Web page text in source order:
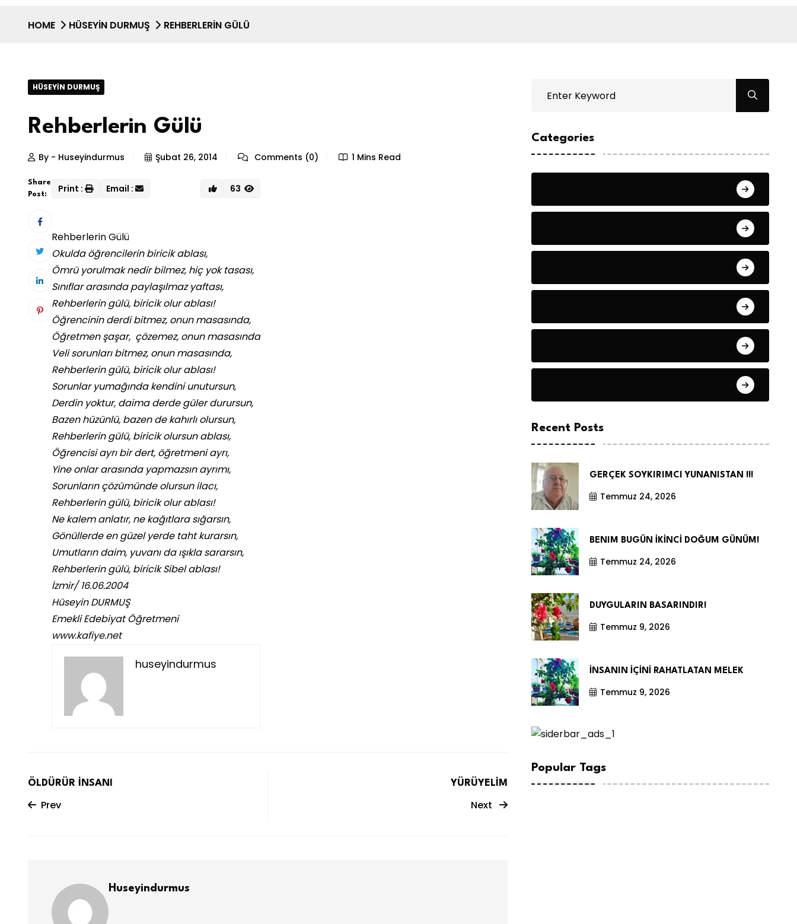
HOME HÜSEYIN DURMUŞ REHBERLERIN GÜLÜ
HÜSEYIN DURMUŞ
Rehberlerin Gülü
By - Huseyindurmus Şubat 26, 2014 Comments (0) 1 Mins Read
Share
Post:
Print : Email : 63
Rehberlerin Gülü
Okulda öğrencilerin biricik ablası,
Ömrü yorulmak nedir bilmez, hiç yok tasası,
Sınıflar arasında paylaşılmaz yaftası,
Rehberlerin gülü, biricik olur ablası!
Öğrencinin derdi bitmez, onun masasında,
Öğretmen şaşar, çözemez, onun masasında
Veli sorunları bitmez, onun masasında,
Rehberlerin gülü, biricik olur ablası!
Sorunlar yumağında kendini unutursun,
Derdin yoktur, daima derde güler durursun,
Bazen hüzünlü, bazen de kahırlı olursun,
Rehberlerin gülü, biricik olursun ablası,
Öğrencisi ayrı bir dert, öğretmeni ayrı,
Yine onlar arasında yapmazsın ayrımı,
Sorunların çözümünde olursun ilacı,
Rehberlerin gülü, biricik olur ablası!
Ne kalem anlatır, ne kağıtlara sığarsın,
Gönüllerde en güzel yerde taht kurarsın,
Umutların daim, yuvanı da ışıkla sararsın,
Rehberlerin gülü, biricik Sibel ablası!
İzmir/ 16.06.2004
Hüseyin DURMUŞ
Emekli Edebiyat Öğretmeni
www.kafiye.net
huseyindurmus
ÖLDÜRÜR İNSANI
Prev
YÜRÜYELİM
Next
Huseyindurmus
Categories
Recent Posts
GERÇEK SOYKIRIMCI YUNANISTAN !!!
Temmuz 24, 2026
BENIM BUGÜN İKİNCİ DOĞUM GÜNÜM!
Temmuz 24, 2026
DUYGULARIN BASARINDIR!
Temmuz 9, 2026
İNSANIN İÇİNİ RAHATLATAN MELEK
Temmuz 9, 2026
Popular Tags